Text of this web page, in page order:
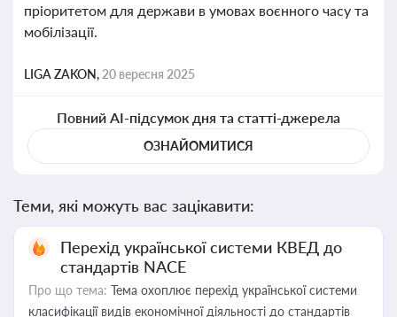
пріоритетом для держави в умовах воєнного часу та
мобілізації.
LIGA ZAKON, 20 вересня 2025
Повний AI-підсумок дня та статті-джерела
ОЗНАЙОМИТИСЯ
Теми, які можуть вас зацікавити:
Перехід української системи КВЕД до
стандартів NACE
Про що тема: Тема охоплює перехід української системи
класифікації видів економічної діяльності до стандартів